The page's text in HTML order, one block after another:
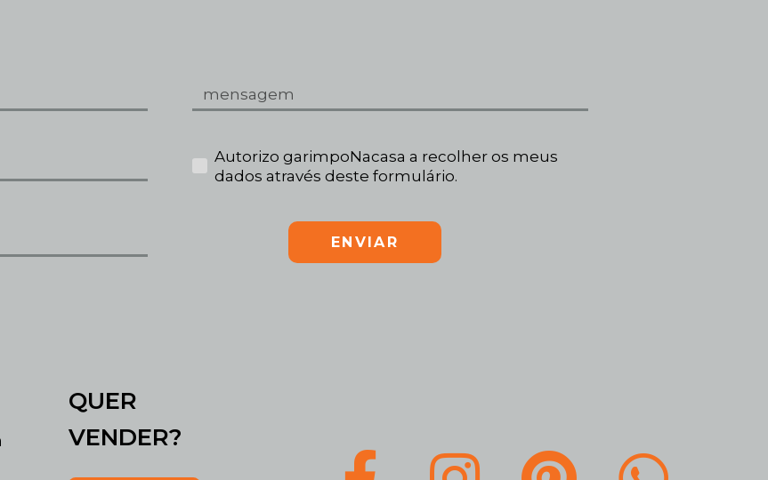
Autorizo garimpoNacasa a recolher os meus
dados através deste formulário.
ENVIAR
QUER
VENDER?